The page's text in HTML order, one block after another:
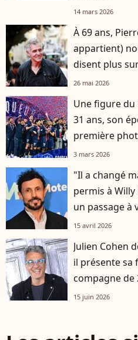
14 mars 2026
À 69 ans,
appartient)
disent plus
26 mai 2026
Une figure du
31 ans, son
première
3 mars 2026
"Il a changé
permis à
un passage à
15 avril 2026
Julien Cohen
il présente sa
compagne de
15 juin 2026